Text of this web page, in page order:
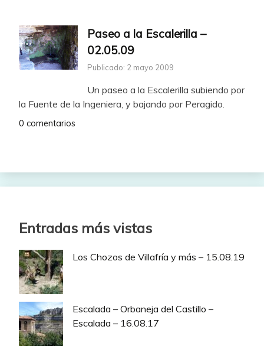
Paseo a la Escalerilla –
02.05.09
Publicado: 2 mayo 2009
Un paseo a la Escalerilla subiendo por
la Fuente de la Ingeniera, y bajando por Peragido.
0 comentarios
Entradas más vistas
Los Chozos de Villafría y más – 15.08.19
Escalada – Orbaneja del Castillo –
Escalada – 16.08.17